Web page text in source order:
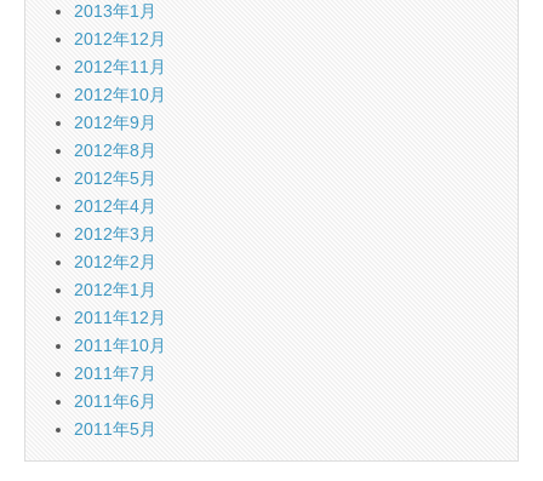
2013年1月
2012年12月
2012年11月
2012年10月
2012年9月
2012年8月
2012年5月
2012年4月
2012年3月
2012年2月
2012年1月
2011年12月
2011年10月
2011年7月
2011年6月
2011年5月